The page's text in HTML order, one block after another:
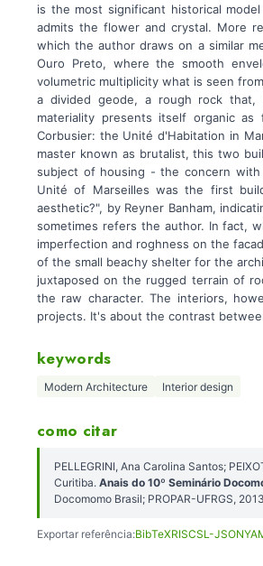
is the most significant historical
admits the flower and crystal. More
which the author draws on a similar
Ouro Preto, where the smooth
volumetric multiplicity what is seen
a divided geode, a rough rock that,
materiality presents itself organic
Corbusier: the Unité d'Habitation in
master known as brutalist, this two
subject of housing - the concern with
Unité of Marseilles was the first
aesthetic?", by Reyner Banham,
sometimes refers the author. In fact,
imperfection and roghness on the
of the small beachy shelter for the
juxtaposed on the rugged terrain of
the raw character. The interiors,
projects. It's about the contrast
keywords
Modern Architecture Interior design
como citar
PELLEGRINI, Ana Carolina Santos;
Curitiba. Anais do 10º Seminário
Docomomo Brasil; PROPAR-UFRGS,
Exportar referência:BibTeXRISCSL-JSON